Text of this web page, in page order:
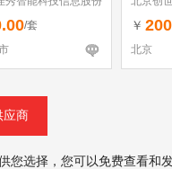
/套
￥
北京
应商
您选择，您可以免费查看和